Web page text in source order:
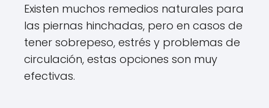
Existen muchos remedios naturales para
las piernas hinchadas, pero en casos de
tener sobrepeso, estrés y problemas de
circulación, estas opciones son muy
efectivas.